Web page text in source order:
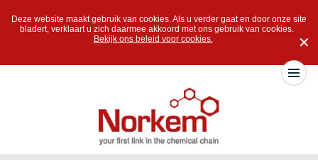
Deze website maakt gebruik van cookies. Als u verder gaat en door onze site
bladert, verklaart u zich daarmee akkoord met ons gebruik van cookies.
Bekijk ons beleid voor cookies.
✕